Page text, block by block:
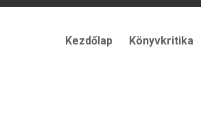
Kezdőlap Könyvkritika